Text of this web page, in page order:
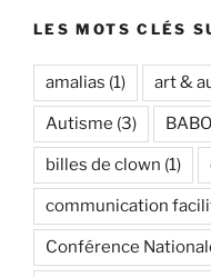
LES MOTS CLÉS
amalias (1) art &
Autisme (3)
billes de clown (1)
communication
Conférence